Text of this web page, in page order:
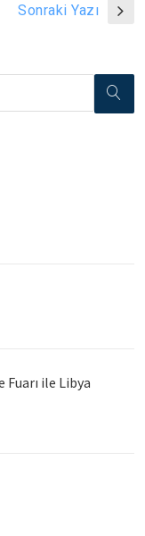
Sonraki Yazı
Fuarı ile Libya